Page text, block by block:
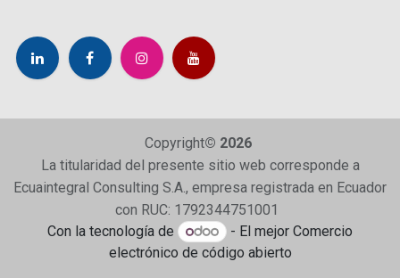
Copyright© 2026
La titularidad del presente sitio web corresponde a
Ecuaintegral Consulting S.A., empresa registrada en Ecuador
con RUC: 1792344751001
Con la tecnología de
- El mejor Comercio
electrónico de código abierto